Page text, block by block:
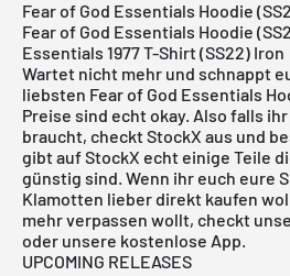
Fear of God Essentials Hoodie
Fear of God Essentials Hoodie
Essentials 1977 T-Shirt (SS22) Iron
Wartet nicht mehr und schnappt
liebsten Fear of God Essentials
Preise sind echt okay. Also falls
braucht, checkt StockX aus und
gibt auf StockX echt einige Teile
günstig sind. Wenn ihr euch eure
Klamotten lieber direkt kaufen
mehr verpassen wollt, checkt
oder unsere kostenlose App.
UPCOMING RELEASES